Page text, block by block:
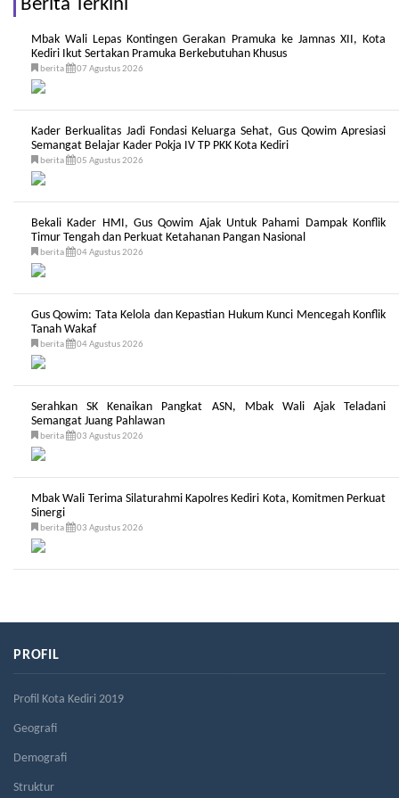
Berita Terkini
Mbak Wali Lepas Kontingen Gerakan Pramuka ke Jamnas XII, Kota
Kediri Ikut Sertakan Pramuka Berkebutuhan Khusus
berita 07 Agustus 2026
Kader Berkualitas Jadi Fondasi Keluarga Sehat, Gus Qowim Apresiasi
Semangat Belajar Kader Pokja IV TP PKK Kota Kediri
berita 05 Agustus 2026
Bekali Kader HMI, Gus Qowim Ajak Untuk Pahami Dampak Konflik
Timur Tengah dan Perkuat Ketahanan Pangan Nasional
berita 04 Agustus 2026
Gus Qowim: Tata Kelola dan Kepastian Hukum Kunci Mencegah Konflik
Tanah Wakaf
berita 04 Agustus 2026
Serahkan SK Kenaikan Pangkat ASN, Mbak Wali Ajak Teladani
Semangat Juang Pahlawan
berita 03 Agustus 2026
Mbak Wali Terima Silaturahmi Kapolres Kediri Kota, Komitmen Perkuat
Sinergi
berita 03 Agustus 2026
PROFIL
Profil Kota Kediri 2019
Geografi
Demografi
Struktur